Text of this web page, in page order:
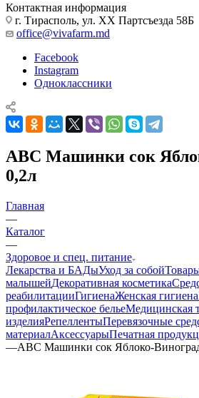
Контактная информация
г. Тирасполь, ул. ХХ Партсъезда 58Б
office@vivafarm.md
Facebook
Instagram
Одноклассники
ABC Машинки сок
0,2л
Главная
—
Каталог
—
Здоровое и спец. питание
Лекарства и БАДыУход за собой
малышейДекоративная косметика
реабилитацииГигиенаЖенская гигиена
профилактическое бельеМедицинская
изделияРепеллентыПеревязочные
материалАксессуарыПечатная
—ABC Машинки сок Яблоко-